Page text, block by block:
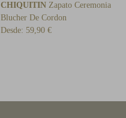
CHIQUITIN Zapato Ceremonia
Blucher De Cordon
Desde: 59,90 €